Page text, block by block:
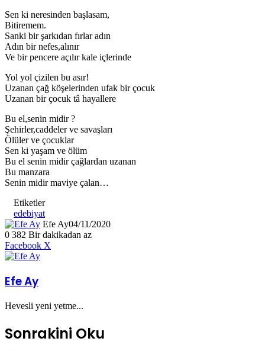
Sen ki neresinden başlasam,
Bitiremem.
Sanki bir şarkıdan fırlar adın
Adın bir nefes,alınır
Ve bir pencere açılır kale içlerinde
Yol yol çizilen bu asır!
Uzanan çağ köşelerinden ufak bir çocuk
Uzanan bir çocuk tâ hayallere
Bu el,senin midir ?
Şehirler,caddeler ve savaşları
Ölüler ve çocuklar
Sen ki yaşam ve ölüm
Bu el senin midir çağlardan uzanan
Bu manzara
Senin midir maviye çalan…
Etiketler
edebiyat
Efe Ay04/11/2020
0 382 Bir dakikadan az
Facebook X
Efe Ay
Hevesli yeni yetme...
Sonrakini Oku